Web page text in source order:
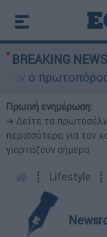
BREAKING
πρωτοπόρος
Πρωινή ενημέρωση:
➔ Δείτε τα
περισσότερα για τον
γιορτάζουν σήμερα
┋ Lifestyle ┋